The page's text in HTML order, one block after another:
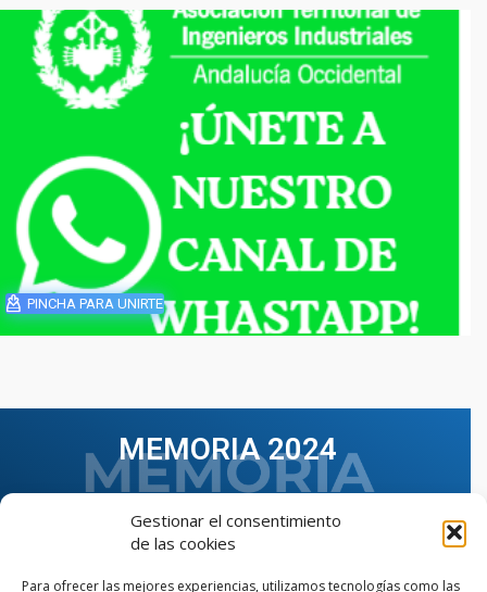
Gestionar el consentimiento
de las cookies
Para ofrecer las mejores experiencias, utilizamos tecnologías como las
PINCHA PARA UNIRTE
MEMORIA 2024